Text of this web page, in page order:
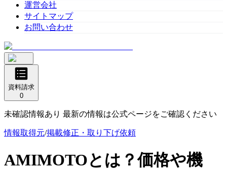
運営会社
サイトマップ
お問い合わせ
資料請求
0
未確認情報あり 最新の情報は公式ページをご確認ください
情報取得元/掲載修正・取り下げ依頼
AMIMOTOとは？価格や機